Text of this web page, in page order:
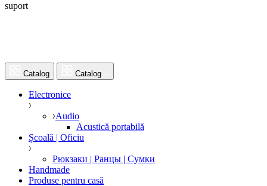
suport
Catalog Catalog
Electronice
Audio
Acustică portabilă
Școală | Oficiu
Рюкзаки | Ранцы | Сумки
Handmade
Produse pentru casă